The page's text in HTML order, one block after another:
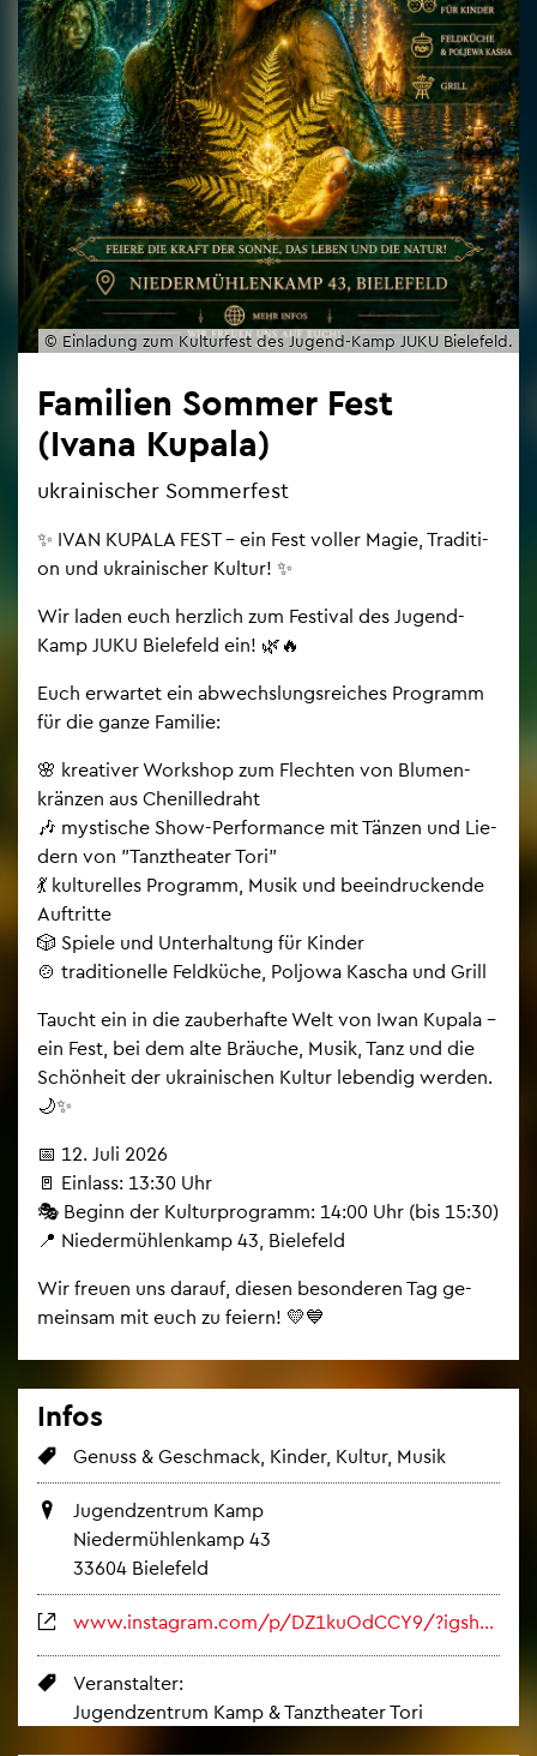
© Ein­la­dung zum Kul­tur­fest des Ju­gend-Kamp JUKU Bie­le­feld.
Fa­mi­li­en Som­mer Fest
(Ivana Ku­pa­la)
ukrai­ni­scher Som­mer­fest
✨ IVAN KU­PA­LA FEST – ein Fest vol­ler Magie, Tra­di­ti­
on und ukrai­ni­scher Kul­tur! ✨
Wir laden euch herz­lich zum Fes­ti­val des Ju­gend-
Kamp JUKU Bie­le­feld ein! 🌿🔥
Euch er­war­tet ein ab­wechs­lungs­rei­ches Pro­gramm
für die ganze Fa­mi­lie:
🌸 krea­ti­ver Work­shop zum Flech­ten von Blu­men­
krän­zen aus Che­nil­le­draht
🎶 mys­ti­sche Show-Per­for­mance mit Tän­zen und Lie­
dern von "Tanz­thea­ter Tori"
💃 kul­tu­rel­les Pro­gramm, Musik und be­ein­dru­cken­de
Auf­trit­te
🎲 Spie­le und Un­ter­hal­tung für Kin­der
🍲 tra­di­tio­nel­le Feld­kü­che, Pol­jo­wa Ka­scha und Grill
Taucht ein in die zau­ber­haf­te Welt von Iwan Ku­pa­la –
ein Fest, bei dem alte Bräu­che, Musik, Tanz und die
Schön­heit der ukrai­ni­schen Kul­tur le­ben­dig wer­den.
🌙✨
📅 12. Juli 2026
🚪 Ein­lass: 13:30 Uhr
🎭 Be­ginn der Kul­tur­pro­gramm: 14:00 Uhr (bis 15:30)
📍 Nie­der­müh­len­kamp 43, Bie­le­feld
Wir freu­en uns dar­auf, die­sen be­son­de­ren Tag ge­
mein­sam mit euch zu fei­ern! 💛💙
Infos
Ge­nuss & Ge­schmack, Kin­der, Kul­tur, Musik
Ju­gend­zen­trum Kamp
Nie­der­müh­len­kamp 43
33604 Bie­le­feld
Ver­an­stal­ter:
Ju­gend­zen­trum Kamp & Tanz­thea­ter Tori